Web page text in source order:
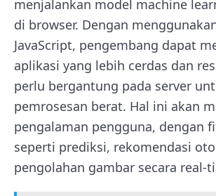
menjalankan model machine
di browser. Dengan
JavaScript, pengembang dapat
aplikasi yang lebih cerdas dan
perlu bergantung pada server
pemrosesan berat. Hal ini akan
pengalaman pengguna, dengan
seperti prediksi, rekomendasi
pengolahan gambar secara real-